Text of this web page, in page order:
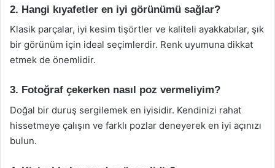
2. Hangi kıyafetler en iyi görünümü sağlar?
Klasik parçalar, iyi kesim tişörtler ve kaliteli ayakkabılar, şık
bir görünüm için ideal seçimlerdir. Renk uyumuna dikkat
etmek de önemlidir.
3. Fotoğraf çekerken nasıl poz vermeliyim?
Doğal bir duruş sergilemek en iyisidir. Kendinizi rahat
hissetmeye çalışın ve farklı pozlar deneyerek en iyi açınızı
bulun.